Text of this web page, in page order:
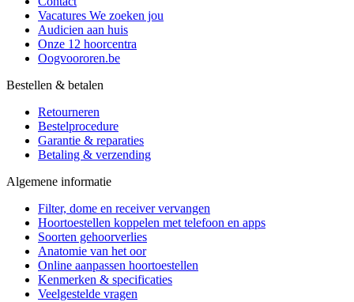
Vacatures We zoeken jou
Audicien aan huis
Onze 12 hoorcentra
Oogvoororen.be
Bestellen & betalen
Retourneren
Bestelprocedure
Garantie & reparaties
Betaling & verzending
Algemene informatie
Filter, dome en receiver vervangen
Hoortoestellen koppelen met telefoon en apps
Soorten gehoorverlies
Anatomie van het oor
Online aanpassen hoortoestellen
Kenmerken & specificaties
Veelgestelde vragen